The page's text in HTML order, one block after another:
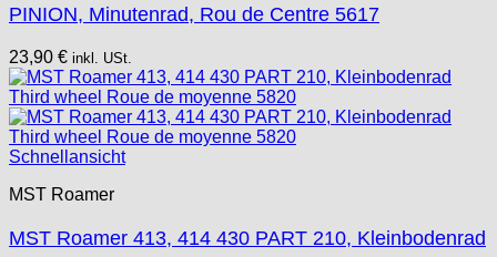
PINION, Minutenrad, Rou de Centre 5617
23,90 € inkl. USt.
Schnellansicht
MST Roamer
MST Roamer 413, 414 430 PART 210, Kleinbodenrad